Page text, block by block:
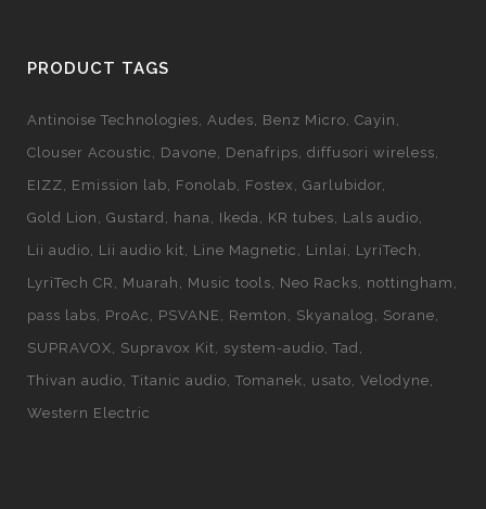
PRODUCT TAGS
Antinoise Technologies Audes Benz Micro Cayin
Clouser Acoustic
Davone Denafrips diffusori wireless
EIZZ
Emission lab Fonolab Fostex
Garlubidor
Gold Lion
Gustard hana Ikeda KR tubes
Lals audio
Lii audio
Lii audio kit Line Magnetic Linlai
LyriTech
LyriTech CR
Muarah Music tools Neo Racks
nottingham
pass labs
ProAc PSVANE Remton Skyanalog
Sorane
SUPRAVOX
Supravox Kit system-audio Tad
Thivan audio Titanic audio Tomanek usato Velodyne
Western Electric